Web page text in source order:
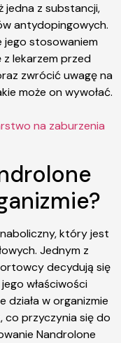
jedna z substancji,
antydopingowych.
stosowaniem
lekarzem przed
zwrócić uwagę na
może on wywołać.
na zaburzenia
który jest
Jednym z
decydują się
właściwości
działa w organizmie
co przyczynia się do
Nandrolone